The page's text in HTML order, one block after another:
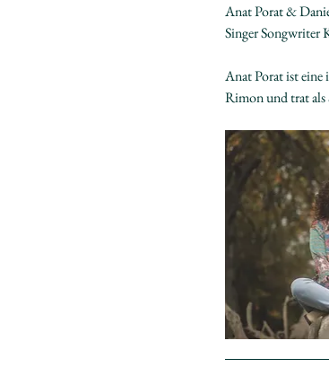
Anat Porat &
Singer Songwriter
Anat Porat ist eine
Rimon und trat als